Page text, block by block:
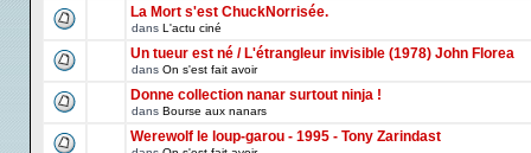
La Mort s'est ChuckNorrisée.
dans L'actu ciné
Un tueur est né / L'étrangleur invisible (1978) John Florea
dans On s'est fait avoir
Donne collection nanar surtout ninja !
dans Bourse aux nanars
Werewolf le loup-garou - 1995 - Tony Zarindast